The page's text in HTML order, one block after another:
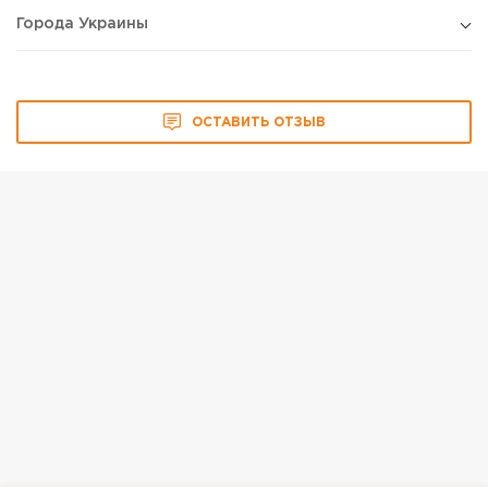
Города Украины
ОСТАВИТЬ ОТЗЫВ